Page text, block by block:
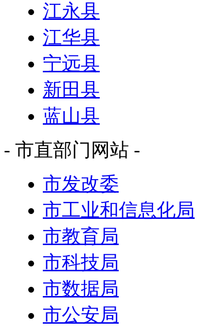
江永县
江华县
宁远县
新田县
蓝山县
- 市直部门网站 -
市发改委
市工业和信息化局
市教育局
市科技局
市数据局
市公安局